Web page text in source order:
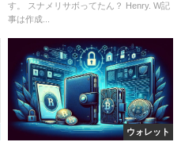
す。 スナメリサボってたん？ Henry. W記
事は作成...
ウォレット